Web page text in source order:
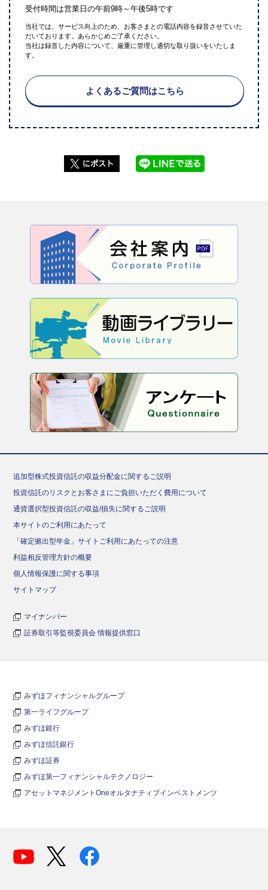
受付時間は営業日の午前9時～午後5時です
当社では、サービス向上のため、お客さまとの電話内容を録音させていた
だいております。あらかじめご了承ください。
当社は録音した内容について、厳重に管理し適切な取り扱いをいたしま
す。
よくあるご質問はこちら
追加型株式投資信託の収益分配金に関するご説明
投資信託のリスクとお客さまにご負担いただく費用について
通貨選択型投資信託の収益/損失に関するご説明
本サイトのご利用にあたって
「確定拠出型年金」サイトご利用にあたっての注意
利益相反管理方針の概要
個人情報保護に関する事項
サイトマップ
マイナンバー
証券取引等監視委員会 情報提供窓口
みずほフィナンシャルグループ
第一ライフグループ
みずほ銀行
みずほ信託銀行
みずほ証券
みずほ第一フィナンシャルテクノロジー
アセットマネジメントOneオルタナティブインベストメンツ